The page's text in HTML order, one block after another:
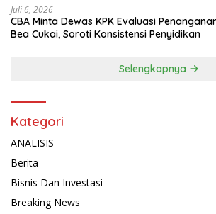
Juli 6, 2026
CBA Minta Dewas KPK Evaluasi
Bea Cukai, Soroti Konsistensi Penyidikan
Selengkapnya
Kategori
ANALISIS
Berita
Bisnis Dan Investasi
Breaking News